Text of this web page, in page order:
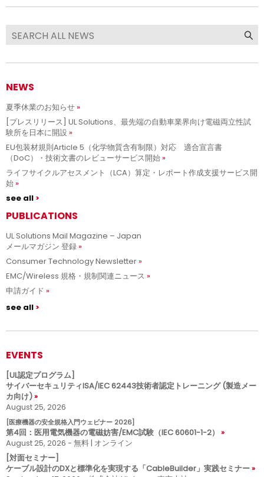
NEWS
夏季休業のお知らせ
[プレスリリース] UL Solutions、最先端の自動車業界向け電磁両立性試
験所を日本に開設
EU包装材規則Article 5（化学物質含有制限）対応 適合宣言書
（DoC）・技術文書のレビューサービス開始
ライフサイクルアセスメント（LCA）算定・レポート作成支援サービス開
始
see all
PUBLICATIONS
UL Solutions Mail Magazine – Japan
メールマガジン 登録
Consumer Technology Newsletter
EMC/Wireless 規格・規制関連ニュース
申請ガイド
see all
EVENTS
[UL認定プログラム]
サイバーセキュリティISA/IEC 62443技術者認定トレーニング (製造メー
カ向け)
August 25, 2026
[医療機器の安全規格入門ウェビナー 2026]
第4回：医用電気機器の電磁妨害/EMC試験（IEC 60601-1-2）
August 25, 2026 - 無料 | オンライン
[対面セミナー]
ケーブル設計のDXと標準化を実現する「CableBuilder」実践セミナー